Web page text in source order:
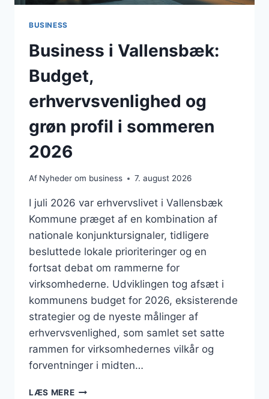
BUSINESS
Business i Vallensbæk:
Budget,
erhvervsvenlighed og
grøn profil i sommeren
2026
Af Nyheder om business 7. august 2026
I juli 2026 var erhvervslivet i Vallensbæk
Kommune præget af en kombination af
nationale konjunktursignaler, tidligere
besluttede lokale prioriteringer og en
fortsat debat om rammerne for
virksomhederne. Udviklingen tog afsæt i
kommunens budget for 2026, eksisterende
strategier og de nyeste målinger af
erhvervsvenlighed, som samlet set satte
rammen for virksomhedernes vilkår og
forventninger i midten…
LÆS MEREBUSINESS